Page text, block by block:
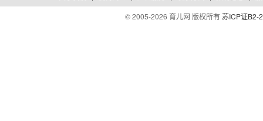
© 2005-2026 育儿网 版权所有苏ICP证B2-